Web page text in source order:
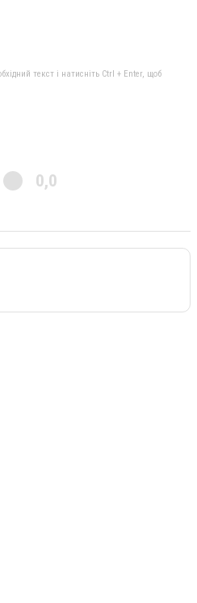
текст і натисніть Ctrl + Enter, щоб
0,0